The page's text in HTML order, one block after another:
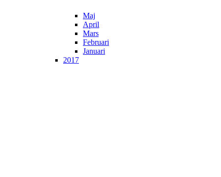
Maj
April
Mars
Februari
Januari
2017